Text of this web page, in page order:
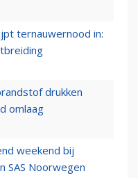
ternauwernood in:
drukken
omlaag
weekend bij
SAS Noorwegen